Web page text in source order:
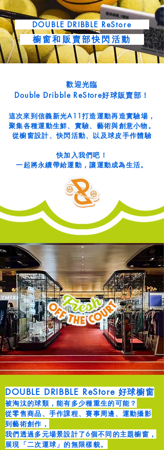
DOUBLE DRIBBLE ReStore
櫥窗和販賣部快閃活動
歡迎光臨
Double Dribble ReStore好球販賣部！
這次來到信義新光A11打造運動再造實驗場，
聚集各種運動生鮮、實驗、藝術與創意小物。
從櫥窗設計、快閃活動、以及球皮手作體驗
快加入我們吧！
一起將永續帶給運動，讓運動成為生活。
DOUBLE DRIBBLE ReStore 好球櫥窗
被淘汰的球類，能有多少種重生的可能？
從零售商品、手作課程、賽事周邊、運動攝影
到藝術創作，
我們透過多元場景設計了6個不同的主題櫥窗，
展現「二次運球」的無限樣貌。